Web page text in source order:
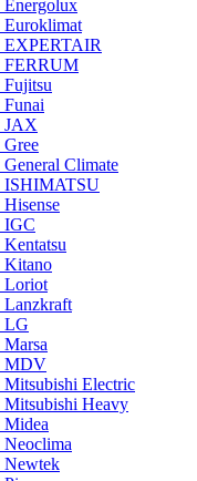
FERRUM
JAX
Climate
ISHIMATSU
IGC
Kitano
Loriot
LG
MDV
Electric
Heavy